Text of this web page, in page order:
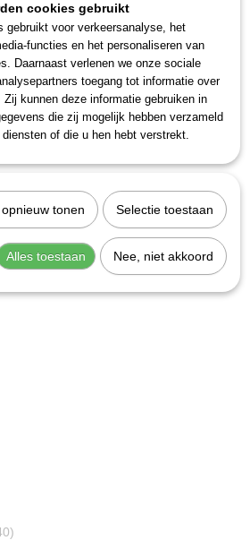
cookies gebruikt
gebruikt voor verkeersanalyse, het
functies en het personaliseren van
Daarnaast verlenen we onze sociale
toegang tot informatie over
kunnen deze informatie gebruiken in
die zij mogelijk hebben verzameld
of die u hen hebt verstrekt.
tonen Selectie toestaan
Alles toestaan Nee, niet akkoord